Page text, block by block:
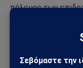
πόλεμος των
πολιτική διάσπαση
(που